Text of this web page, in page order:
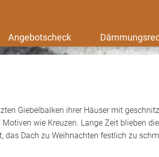
Angebotscheck
Giebelbalken ihrer Häuser mit
wie Kreuzen. Lange Zeit blieben
Dach zu Weihnachten festlich zu